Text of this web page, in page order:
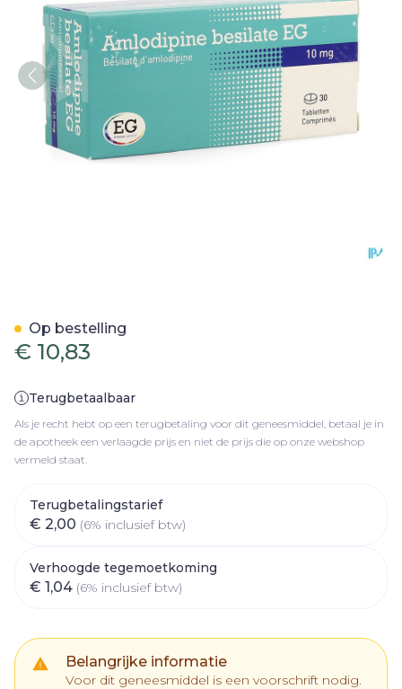
€ 10,83
Terugbetaalbaar
Als je recht hebt op een terugbetaling voor dit geneesmiddel, betaal je in
de apotheek een verlaagde prijs en niet de prijs die op onze webshop
vermeld staat.
Terugbetalingstarief
€ 2,00 (6% inclusief btw)
Verhoogde tegemoetkoming
€ 1,04 (6% inclusief btw)
Belangrijke informatie
Voor dit geneesmiddel is een voorschrift nodig.
Op bestelling